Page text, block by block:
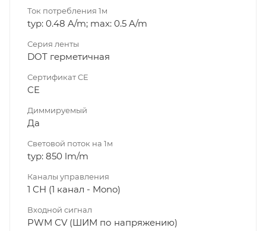
Ток потребления 1м
typ: 0.48 A/m; max: 0.5 A/m
Серия ленты
DOT герметичная
Сертификат CE
CE
Диммируeмый
Да
Световой поток на 1м
typ: 850 lm/m
Каналы управления
1 CH (1 канал - Mono)
Входной сигнал
PWM СV (ШИМ по напряжению)